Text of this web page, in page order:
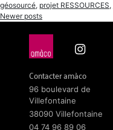
géosourcé, projet RESSOURCES,
Posts
navigation
Newer posts
Contacter amàco
96 boulevard de
Villefontaine
38090 Villefontaine
04 74 96 89 06